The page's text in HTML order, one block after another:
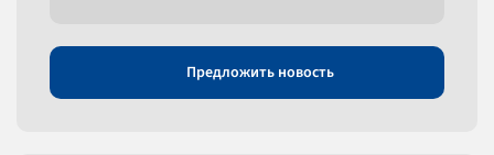
Предложить новость